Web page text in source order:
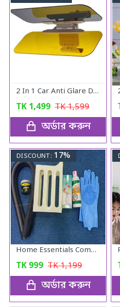
2 In 1 Car Anti Glare Day And Night Sun visor Mirrors
TK 1,499 TK1,599
অর্ডার করুন
DISCOUNT: 17%
Home Essentials Combo Pack
TK 999 TK1,199
অর্ডার করুন